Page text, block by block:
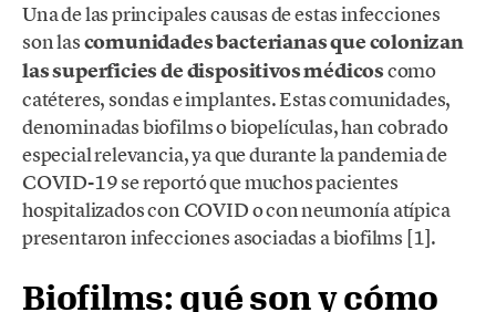
Una de las principales causas de estas infecciones
son lascomunidades bacterianas que colonizan
las superficies de dispositivos médicoscomo
catéteres, sondas e implantes. Estas comunidades,
denominadas biofilms o biopelículas, han cobrado
especial relevancia, ya que durante la pandemia de
COVID-19 se reportó que muchos pacientes
hospitalizados con COVID o con neumonía atípica
presentaron infecciones asociadas a biofilms [1].
Biofilms: qué son y cómo